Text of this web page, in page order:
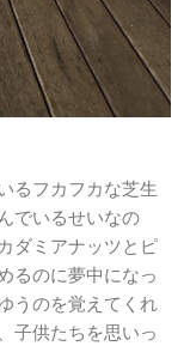
るフカフカな芝生
でいるせいなの
ダミアナッツとピ
るのに夢中になっ
うのを覚えてくれ
子供たちを思いっ